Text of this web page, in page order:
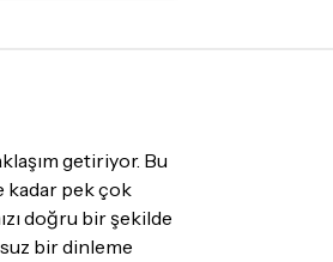
ya daAras
getiriyor. Bu
kadar pek çok
doğru bir şekilde
bir dinleme